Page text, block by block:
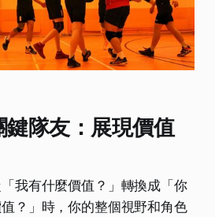
隊友：展現價值
我有什麼價值？」轉換成「你
？」時，你的整個視野和角色